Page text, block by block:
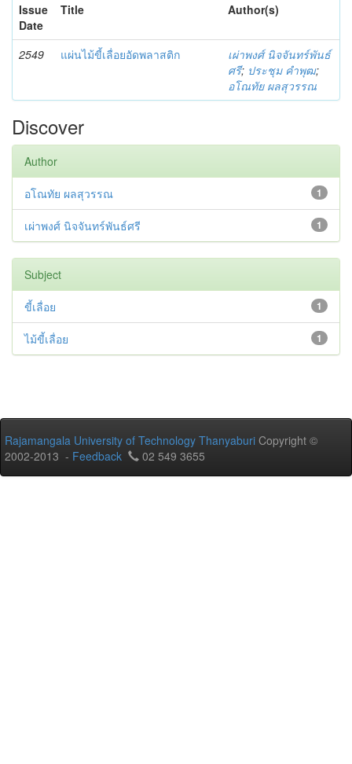
Issue
Date
Title Author(s)
2549 แผ่นไม้ขี้เลื่อยอัดพลาสติก
เผ่าพงศ์ นิจจันทร์พันธ์
ศรี; ประชุม คำพุฒ;
อโณทัย ผลสุวรรณ
Discover
Author
1
อโณทัย ผลสุวรรณ
1
เผ่าพงศ์ นิจจันทร์พันธ์ศรี
Subject
1
ขี้เลื่อย
1
ไม้ขี้เลื่อย
Rajamangala University of Technology Thanyaburi Copyright ©
2002-2013 - Feedback 02 549 3655